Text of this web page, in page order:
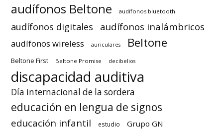
audífonos Beltone audífonos bluetooth
audífonos digitales audífonos inalámbricos
audífonos wireless auriculares Beltone
Beltone First Beltone Promise decibelios
discapacidad auditiva
Día internacional de la sordera
educación en lengua de signos
educación infantil estudio Grupo GN